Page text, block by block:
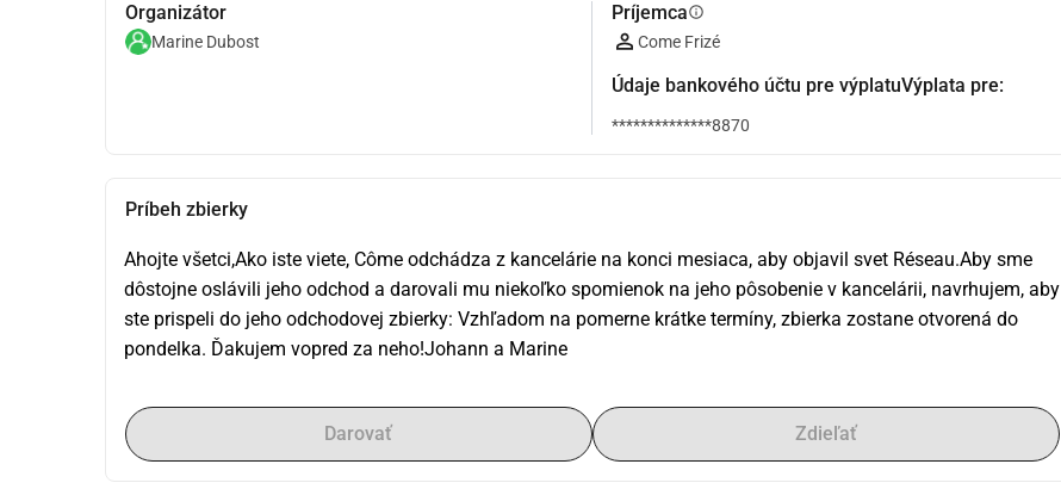
Organizátor
Marine Dubost
Príjemcainfo
Come Frizé
Údaje bankového účtu pre výplatuVýplata pre:
**************8870
Príbeh zbierky
Ahojte všetci,Ako iste viete, Côme odchádza z kancelárie na konci mesiaca, aby objavil svet Réseau.Aby sme
dôstojne oslávili jeho odchod a darovali mu niekoľko spomienok na jeho pôsobenie v kancelárii, navrhujem, aby
ste prispeli do jeho odchodovej zbierky: Vzhľadom na pomerne krátke termíny, zbierka zostane otvorená do
pondelka. Ďakujem vopred za neho!Johann a Marine
Darovať Zdieľať